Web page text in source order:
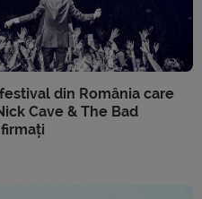
din România care
Cave & The Bad